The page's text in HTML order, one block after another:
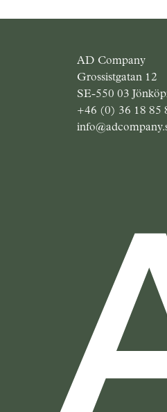
AD Company
Grossistgatan 12
SE-550 03
+46 (0) 36 18 85